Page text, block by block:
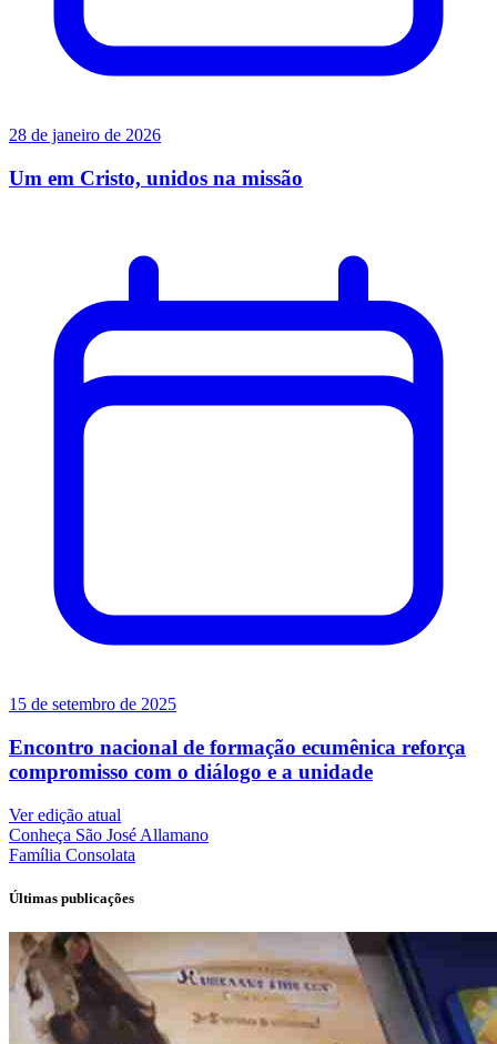
28 de janeiro de 2026
Um em Cristo, unidos na missão
15 de setembro de 2025
Encontro nacional de formação ecumênica reforça
compromisso com o diálogo e a unidade
Ver edição atual
Conheça São José Allamano
Família Consolata
Últimas publicações